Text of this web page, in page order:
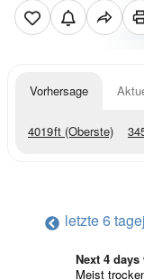
Vorhersage
4019ft (Oberste)
letzte 6 tage
Next 4
Meist